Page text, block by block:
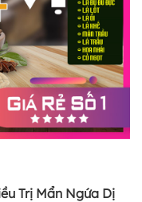
Trị Mẩn Ngứa Dị